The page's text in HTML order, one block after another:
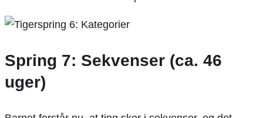
Spring 7: Sekvenser (ca. 46
uger)